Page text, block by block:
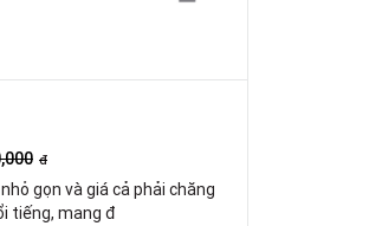
đ
gọn và giá cả phải chăng
tiếng, mang đ